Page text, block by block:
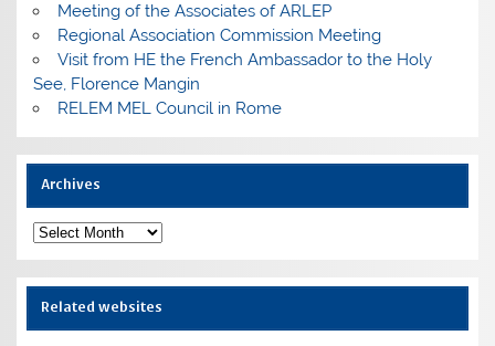
Meeting of the Associates of ARLEP
Regional Association Commission Meeting
Visit from HE the French Ambassador to the Holy
See, Florence Mangin
RELEM MEL Council in Rome
Archives
Archives
Related websites